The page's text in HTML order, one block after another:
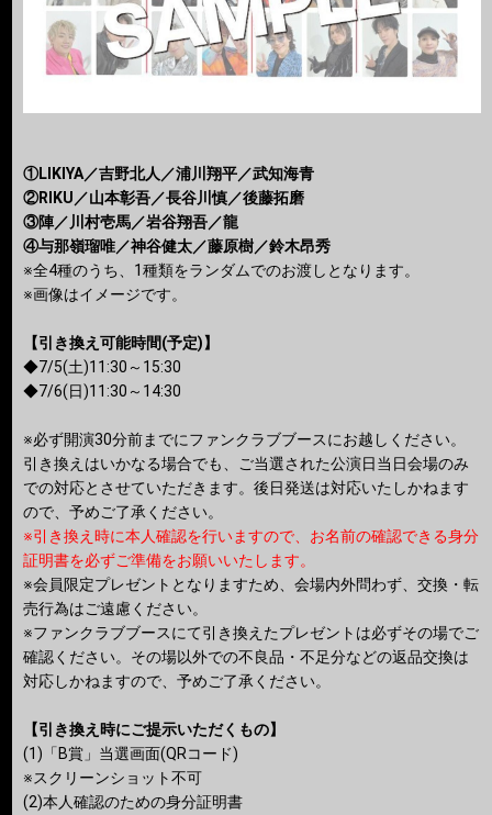
①LIKIYA／吉野北人／浦川翔平／武知海青
②RIKU／山本彰吾／長谷川慎／後藤拓磨
③陣／川村壱馬／岩谷翔吾／龍
④与那嶺瑠唯／神谷健太／藤原樹／鈴木昂秀
※全4種のうち、1種類をランダムでのお渡しとなります。
※画像はイメージです。
【引き換え可能時間(予定)】
◆7/5(土)11:30～15:30
◆7/6(日)11:30～14:30
※必ず開演30分前までにファンクラブブースにお越しください。
引き換えはいかなる場合でも、ご当選された公演日当日会場のみ
での対応とさせていただきます。後日発送は対応いたしかねます
ので、予めご了承ください。
※引き換え時に本人確認を行いますので、お名前の確認できる身分
証明書を必ずご準備をお願いいたします。
※会員限定プレゼントとなりますため、会場内外問わず、交換・転
売行為はご遠慮ください。
※ファンクラブブースにて引き換えたプレゼントは必ずその場でご
確認ください。その場以外での不良品・不足分などの返品交換は
対応しかねますので、予めご了承ください。
【引き換え時にご提示いただくもの】
(1)「B賞」当選画面(QRコード)
※スクリーンショット不可
(2)本⼈確認のための⾝分証明書